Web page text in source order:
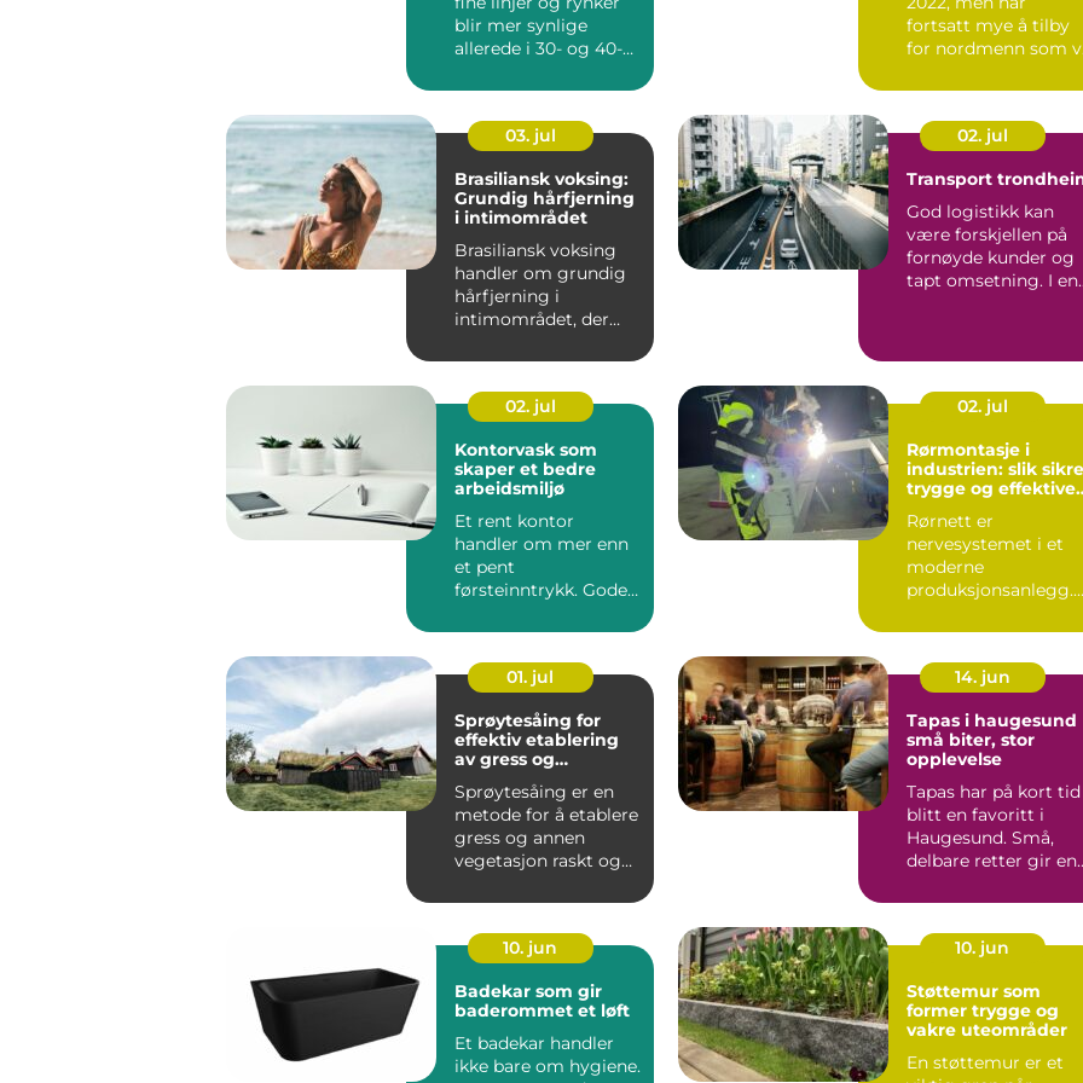
blir mer synlige
allerede i 30- og 40-
sp...
fortsatt mye å tilby
for nordmenn som
03. jul
Brasiliansk voksing:
Grundig hårfjerning
i intimområdet
Brasiliansk voksing
handler om grundig
hårfjerning i
intimområdet, der
02. jul
Transport
God logistikk kan
være forskjellen på
fornøyde kunder og
tapt omsetning. I en
02. jul
Kontorvask som
skaper et bedre
arbeidsmiljø
Et rent kontor
handler om mer enn
et pent
førsteinntrykk. Gode
kan bidra til ...
02. jul
Rørmontasje i
industrien: slik
trygge og effektive
Rørnett er
nervesystemet i et
moderne
produksjonsanlegg.
rørmontasje stopper
både ...
01. jul
Sprøytesåing for
effektiv etablering
av gress og
Sprøytesåing er en
metode for å etablere
gress og annen
vegetasjon raskt og
og...
14. jun
Tapas i haugesund
små biter, stor
opplevelse
Tapas har på kort tid
blitt en favoritt i
Haugesund. Små,
delbare retter gir en
o...
10. jun
Badekar som gir
baderommet et løft
Et badekar handler
ikke bare om hygiene.
10. jun
Støttemur som
former trygge og
vakre uteområder
En støttemur er et